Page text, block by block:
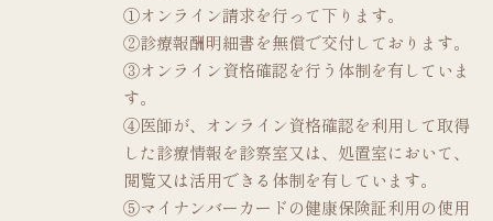
①オンライン請求を行って下ります。
②診療報酬明細書を無償で交付しております。
③オンライン資格確認を行う体制を有していま
す。
④医師が、オンライン資格確認を利用して取得
した診療情報を診察室又は、処置室において、
閲覧又は活用できる体制を有しています。
⑤マイナンバーカードの健康保険証利用の使用